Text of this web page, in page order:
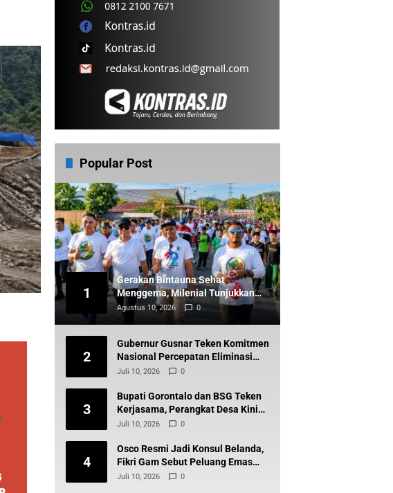
Popular Post
1
Gerakan Bintauna Sehat
Menggema, Milenial Tunjukkan
Energi Baru Anak Muda
Agustus 10, 2026 0
2
Gubernur Gusnar Teken Komitmen
Nasional Percepatan Eliminasi
Kusta, Dinkes P2KB Siapkan
Juli 10, 2026 0
3
Bupati Gorontalo dan BSG Teken
Kerjasama, Perangkat Desa Kini
Mudah Akses Kredit
Juli 10, 2026 0
4
Osco Resmi Jadi Konsul Belanda,
Fikri Gam Sebut Peluang Emas
Sulawesi Terbuka
Juli 10, 2026 0